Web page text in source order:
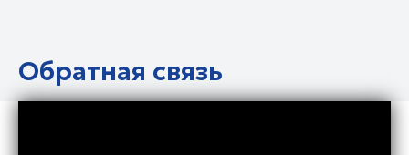
Обратная связь